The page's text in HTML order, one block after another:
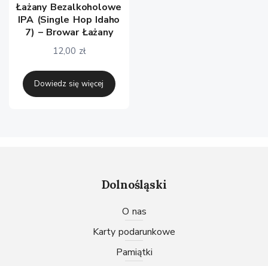
Łażany Bezalkoholowe
IPA (Single Hop Idaho
7) – Browar Łażany
12,00 zł
Dowiedz się więcej
Dolnośląski
O nas
karty podarunkowe
pamiątki